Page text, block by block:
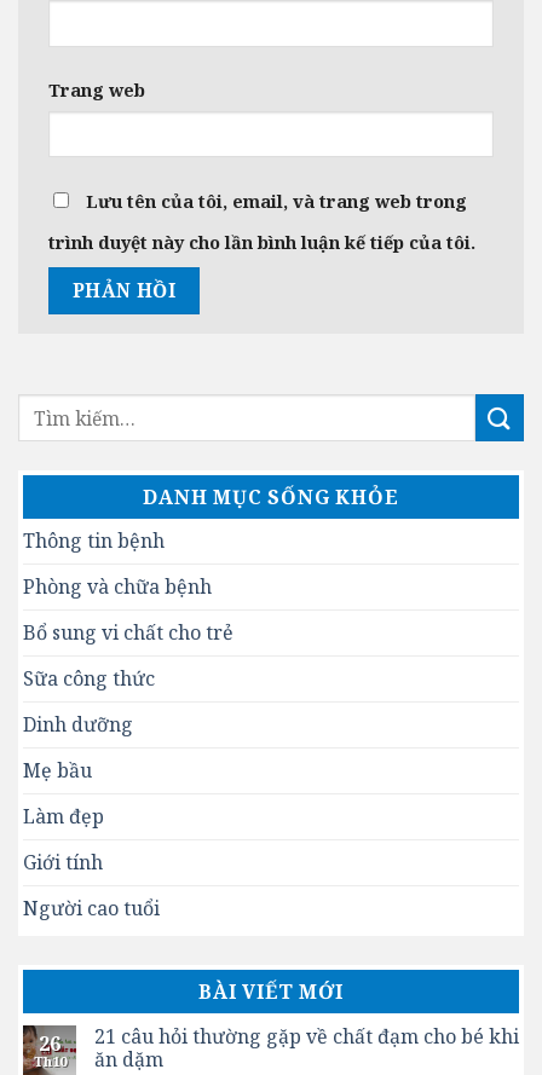
Trang web
Lưu tên của tôi, email, và trang web trong
trình duyệt này cho lần bình luận kế tiếp của tôi.
DANH MỤC SỐNG KHỎE
Thông tin bệnh
Phòng và chữa bệnh
Bổ sung vi chất cho trẻ
Sữa công thức
Dinh dưỡng
Mẹ bầu
Làm đẹp
Giới tính
Người cao tuổi
BÀI VIẾT MỚI
26
Th10
21 câu hỏi thường gặp về chất đạm cho bé khi
ăn dặm